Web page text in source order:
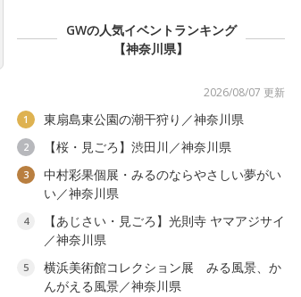
GWの人気イベントランキング
【神奈川県】
2026/08/07 更新
1 東扇島東公園の潮干狩り／神奈川県
2 【桜・見ごろ】渋田川／神奈川県
3
中村彩果個展・みるのならやさしい夢がい
い／神奈川県
4
【あじさい・見ごろ】光則寺 ヤマアジサイ
／神奈川県
5
横浜美術館コレクション展 みる風景、か
んがえる風景／神奈川県